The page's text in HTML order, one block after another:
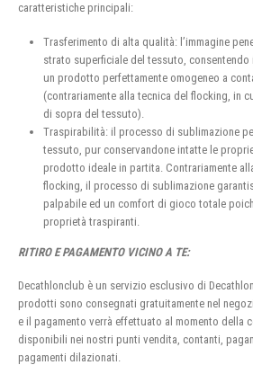
caratteristiche principali:
Trasferimento di alta qualità: l’immagine
strato superficiale del tessuto,
un prodotto perfettamente omogeneo a
(contrariamente alla tecnica del flocking, in
di sopra del tessuto).
Traspirabilità: il processo di sublimazione
tessuto, pur conservandone intatte le
prodotto ideale in partita. Contrariamente
flocking, il processo di sublimazione
palpabile ed un comfort di gioco totale
proprietà traspiranti.
RITIRO E PAGAMENTO VICINO A TE:
Decathlonclub è un servizio esclusivo di
prodotti sono consegnati gratuitamente nel
e il pagamento verrà effettuato al momento della
disponibili nei nostri punti vendita, contanti,
pagamenti dilazionati.